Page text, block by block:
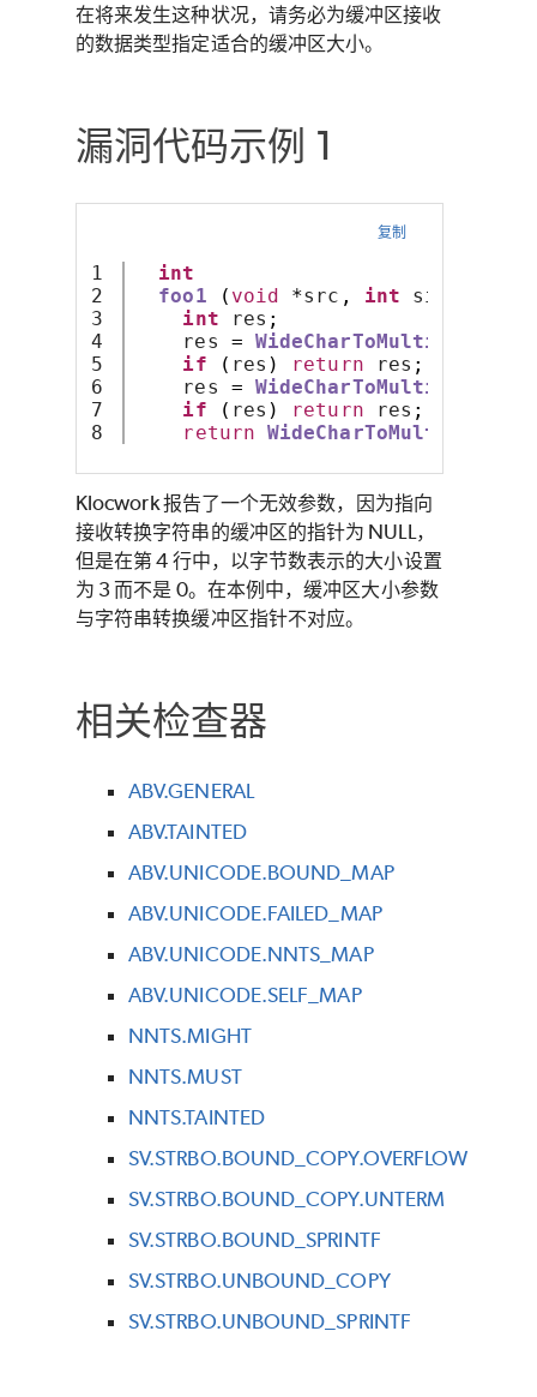
在将来发生这种状况，请务必为缓冲区接收
的数据类型指定适合的缓冲区大小。
漏洞代码示例 1
复制
1
2
3
4
5
6
7
int
foo1
( void *src , int size
int res ;
res = WideCharToMultiByte
if
( res ) return res ;
res = WideCharToMultiByte
if
( res ) return res ;
return WideCharToMultiByte
Klocwork 报告了一个无效参数，因为指向
接收转换字符串的缓冲区的指针为 NULL，
但是在第 4 行中，以字节数表示的大小设置
为 3 而不是 0。在本例中，缓冲区大小参数
与字符串转换缓冲区指针不对应。
相关检查器
ABV.GENERAL
ABV.TAINTED
ABV.UNICODE.BOUND_MAP
ABV.UNICODE.FAILED_MAP
ABV.UNICODE.NNTS_MAP
ABV.UNICODE.SELF_MAP
NNTS.MIGHT
NNTS.MUST
NNTS.TAINTED
SV.STRBO.BOUND_COPY.OVERFLOW
SV.STRBO.BOUND_COPY.UNTERM
SV.STRBO.BOUND_SPRINTF
SV.STRBO.UNBOUND_COPY
SV.STRBO.UNBOUND_SPRINTF